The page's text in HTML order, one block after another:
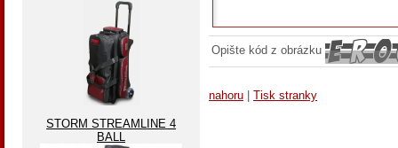
Opište kód z obrázku
nahoru Tisk stranky
STORM STREAMLINE 4
BALL